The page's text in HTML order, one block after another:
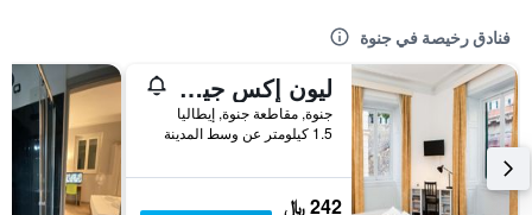
فنادق رخيصة في جنوة
ليون إكس جينوفا
جنوة, مقاطعة جنوة, إيطاليا
1.5 كيلومتر عن وسط المدينة
242 ﷼